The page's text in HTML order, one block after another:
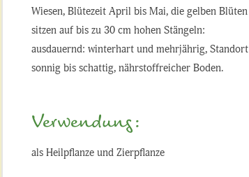
Wiesen, Blütezeit April bis Mai, die gelben Blüten
sitzen auf bis zu 30 cm hohen Stängeln:
ausdauernd: winterhart und mehrjährig, Standort
sonnig bis schattig, nährstoffreicher Boden.
Verwendung:
als Heilpflanze und Zierpflanze